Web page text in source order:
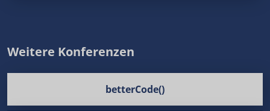
Weitere Konferenzen
betterCode()